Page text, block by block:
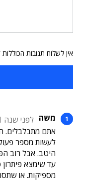
אין לשלוח תגובות
משה לפני שנה 1
אתם מתבלבלים.
לעשות מספר
היטב. אבל רוב
עד שימצא
מספיקות. או